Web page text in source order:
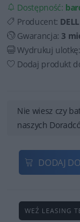
Dostępność:
Producent: DELL
Gwarancja:3
Wydrukuj ulotkę:
Dodaj produkt
Nie wiesz czy
naszych
DODAJ
WEŹ LEASING